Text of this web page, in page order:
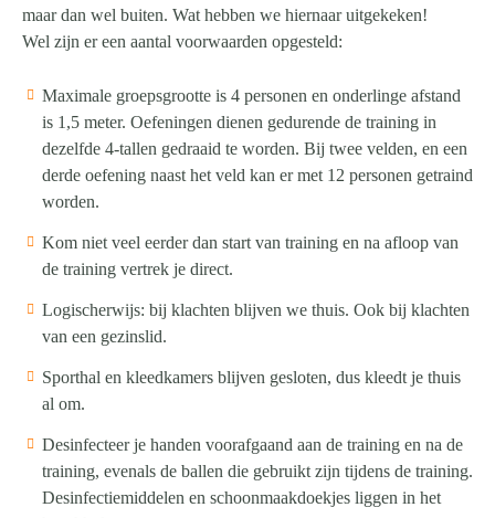
maar dan wel buiten. Wat hebben we hiernaar uitgekeken!
Wel zijn er een aantal voorwaarden opgesteld:
Maximale groepsgrootte is 4 personen en onderlinge afstand
is 1,5 meter. Oefeningen dienen gedurende de training in
dezelfde 4-tallen gedraaid te worden. Bij twee velden, en een
derde oefening naast het veld kan er met 12 personen getraind
worden.
Kom niet veel eerder dan start van training en na afloop van
de training vertrek je direct.
Logischerwijs: bij klachten blijven we thuis. Ook bij klachten
van een gezinslid.
Sporthal en kleedkamers blijven gesloten, dus kleedt je thuis
al om.
Desinfecteer je handen voorafgaand aan de training en na de
training, evenals de ballen die gebruikt zijn tijdens de training.
Desinfectiemiddelen en schoonmaakdoekjes liggen in het